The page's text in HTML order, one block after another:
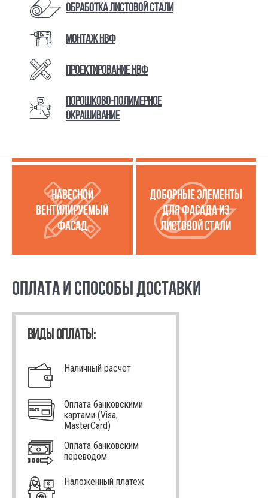
Обработка листовой стали
Монтаж НВФ
Проектирование НВФ
Порошково-полимерное
окрашивание
КАТАЛОГ ТОВАРОВ И УСЛУГ
УСЛУГИ ПО РАБОТЕ С
ЛИСТОВОЙ СТАЛЬЮ
МЕТАЛЛОКАССЕТЫ
НАВЕСНОЙ
ВЕНТИЛИРУЕМЫЙ
ФАСАД
ДОБОРНЫЕ ЭЛЕМЕНТЫ
ДЛЯ ФАСАДА ИЗ
ЛИСТОВОЙ СТАЛИ
ОПЛАТА И СПОСОБЫ ДОСТАВКИ
ВИДЫ ОПЛАТЫ:
Наличный расчет
Оплата банковскими
картами (Visa,
MasterCard)
Оплата банковским
переводом
Наложенный платеж